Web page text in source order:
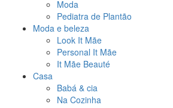
Moda
Pediatra de Plantão
Moda e beleza
Look It Mãe
Personal It Mãe
It Mãe Beauté
Casa
Babá & cia
Na Cozinha